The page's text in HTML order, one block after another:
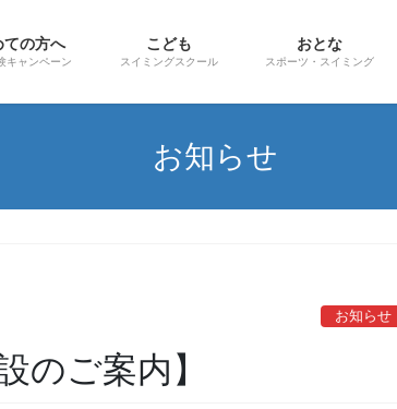
の方へ
キャンペーン
こども
スイミングスクール
おとな
スポーツ・スイミング
お知らせ
お知らせ
のご案内】